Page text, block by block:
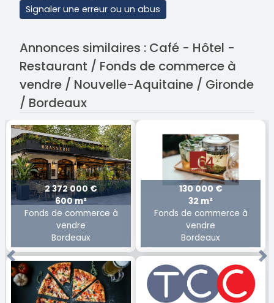
Signaler une erreur ou un abus
Annonces similaires : Café - Hôtel -
Restaurant / Fonds de commerce à
vendre / Nouvelle-Aquitaine / Gironde
/ Bordeaux
2 372 000 €
600 m²
Fonds de commerce à
vendre
Bordeaux
130 000 €
32 m²
Fonds de commerce à
vendre
Bordeaux
Previous